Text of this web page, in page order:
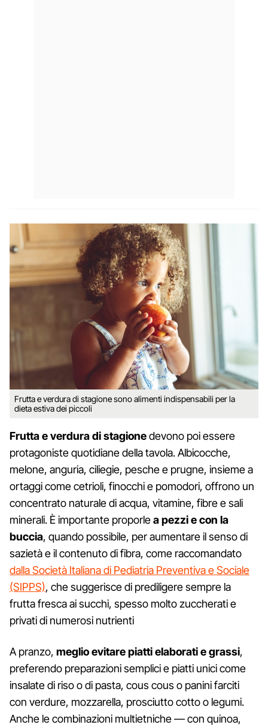
Frutta e verdura di stagione sono alimenti indispensabili per la
dieta estiva dei piccoli
Frutta e verdura di stagionedevono poi essere
protagoniste quotidiane della tavola. Albicocche,
melone, anguria, ciliegie, pesche e prugne, insieme a
ortaggi come cetrioli, finocchi e pomodori, offrono un
concentrato naturale di acqua, vitamine, fibre e sali
minerali. È importante proporlea pezzi e con la
buccia, quando possibile, per aumentare il senso di
sazietà e il contenuto di fibra, come raccomandato
dalla Società Italiana di Pediatria Preventiva e Sociale
(SIPPS), che suggerisce di prediligere sempre la
frutta fresca ai succhi, spesso molto zuccherati e
privati di numerosi nutrienti
A pranzo, meglio evitare piatti elaborati e grassi,
preferendo preparazioni semplici e piatti unici come
insalate di riso o di pasta, cous cous o panini farciti
con verdure, mozzarella, prosciutto cotto o legumi.
Anche le combinazioni multietniche — con quinoa,